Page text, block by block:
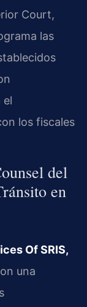
Court,
las
el
los fiscales
del
en
Of SRIS,
una